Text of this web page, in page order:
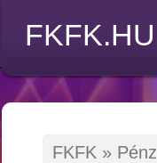
FKFK.HU
FKFK » Pénz